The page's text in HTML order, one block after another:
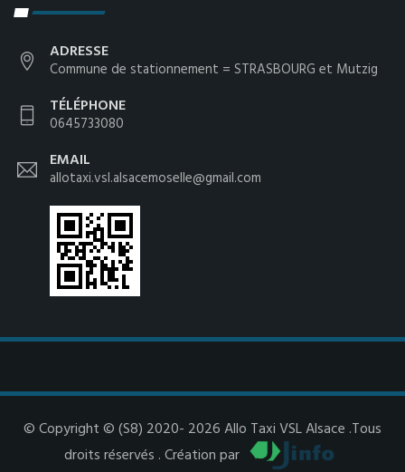
ADRESSE
Commune de stationnement = STRASBOURG et Mutzig
TÉLÉPHONE
0645733080
EMAIL
allotaxi.vsl.alsacemoselle@gmail.com
© Copyright © (S8) 2020- 2026 Allo Taxi VSL Alsace .Tous
droits réservés . Création par